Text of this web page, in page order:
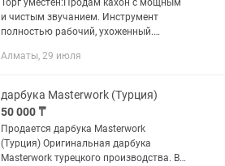
Торг уместен:Продам кахон с мощным
и чистым звучанием. Инструмент
полностью рабочий, ухоженный.
струн (снейр) с внешней настройкой —
Алматы, 29 июля
дарбука Masterwork (Турция)
50 000 ₸
Продается дарбука Masterwork
(Турция) Оригинальная дарбука
Masterwork турецкого производства. В